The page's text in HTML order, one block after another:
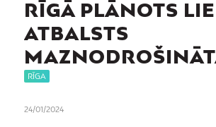
RĪGĀ PLĀNOTS
ATBALSTS
RĪGA
24/01/2024